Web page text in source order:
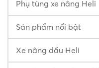
Phụ tùng xe nâng Heli
Sản phẩm nổi bật
Xe nâng dầu Heli